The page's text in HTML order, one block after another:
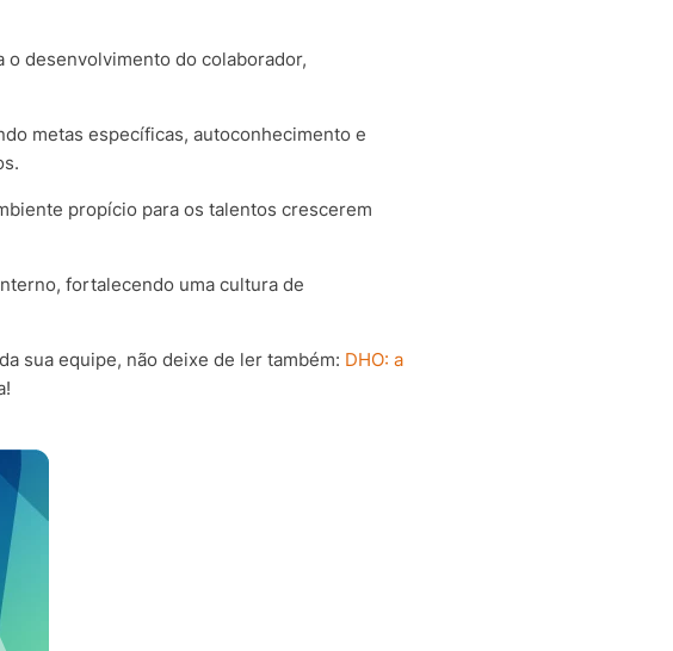
desenvolvimento do colaborador,
metas específicas, autoconhecimento e
propício para os talentos crescerem
fortalecendo uma cultura de
sua equipe, não deixe de ler também: DHO: a